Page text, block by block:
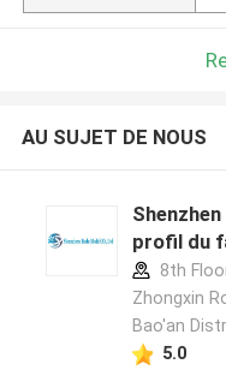
AU SUJET DE NOUS
profil du
8th
Zhongxin
Bao'an
5.0